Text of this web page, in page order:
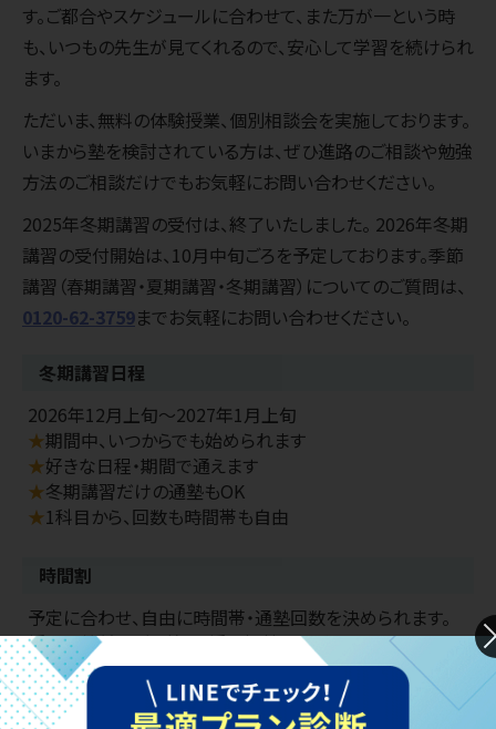
す。ご都合やスケジュールに合わせて、また万が一という時
も、いつもの先生が見てくれるので、安心して学習を続けられ
ます。
ただいま、無料の体験授業、個別相談会を実施しております。
いまから塾を検討されている方は、ぜひ進路のご相談や勉強
方法のご相談だけでもお気軽にお問い合わせください。
2025年冬期講習の受付は、終了いたしました。 2026年冬期
講習の受付開始は、10月中旬ごろを予定しております。季節
講習（春期講習・夏期講習・冬期講習）についてのご質問は、
0120-62-3759までお気軽にお問い合わせください。
冬期講習日程
2026年12月上旬〜2027年1月上旬
★期間中、いつからでも始められます
★好きな日程・期間で通えます
★冬期講習だけの通塾もOK
★1科目から、回数も時間帯も自由
時間割
予定に合わせ、自由に時間帯・通塾回数を決められます。
授業開始前のご連絡で、授業振替も無料です。
※振替可能期間などは制限がございます。くわしくは
お問い合わせ
ください